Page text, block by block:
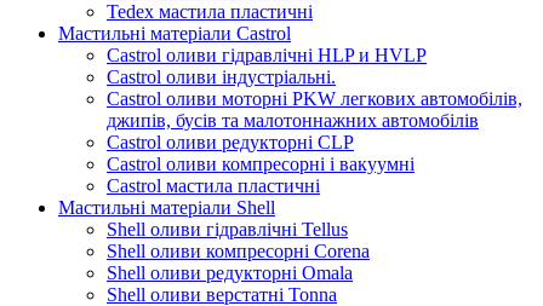
Tedex мастила пластичні
Мастильні матеріали Castrol
Castrol оливи гідравлічні HLP и HVLP
Castrol оливи індустріальні.
Castrol оливи моторні PKW легкових автомобілів,
джипів, бусів та малотоннажних автомобілів
Castrol оливи редукторні CLP
Castrol оливи компресорні і вакуумні
Castrol мастила пластичні
Мастильні матеріали Shell
Shell оливи гідравлічні Tellus
Shell оливи компресорні Corena
Shell оливи редукторні Omala
Shell оливи верстатні Tonna